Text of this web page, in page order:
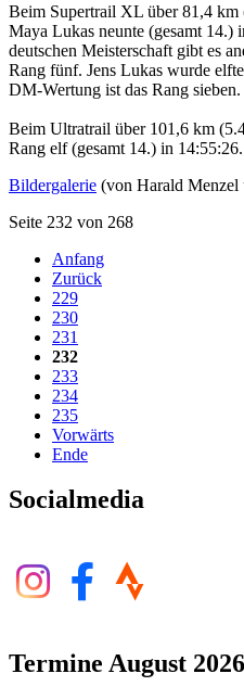
Beim Supertrail XL über 81,4
Maya Lukas neunte (gesamt 14.)
deutschen Meisterschaft gibt es
Rang fünf. Jens Lukas wurde
DM-Wertung ist das Rang sieben.
Beim Ultratrail über 101,6 km
Rang elf (gesamt 14.) in 14:55:26.
Bildergalerie (von Harald Menzel
Seite 232 von 268
Anfang
Zurück
229
230
231
232
233
234
235
Vorwärts
Ende
Socialmedia
Termine August 2026